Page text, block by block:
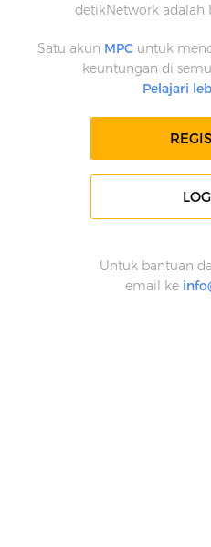
detikNetwork adalah
Satu akun MPC untuk
keuntungan di
Pelajari
Untuk bantuan
email ke